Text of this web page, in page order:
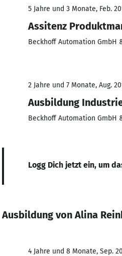
5 Jahre und 3 Monate, Feb.
Assitenz
Beckhoff Automation GmbH
2 Jahre und 7 Monate, Aug.
Ausbildung
Beckhoff Automation GmbH
Logg Dich jetzt ein, um
Ausbildung von Alina
4 Jahre und 8 Monate, Sep.